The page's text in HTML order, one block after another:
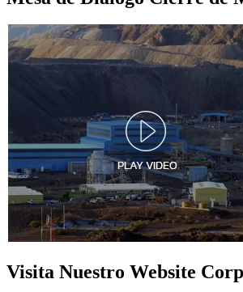
Visita Nuestro Website